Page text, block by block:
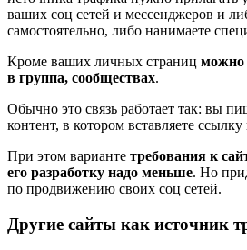
ваших соц сетей и мессенджеров и
самостоятельно, либо нанимаете
Кроме ваших личных страниц можно
в группа, сообществах.
Обычно это связь работает так: вы
контент, в котором вставляете
При этом варианте требования к
его разработку надо меньше. Но
по продвижению своих соц сетей.
Другие сайты как источник